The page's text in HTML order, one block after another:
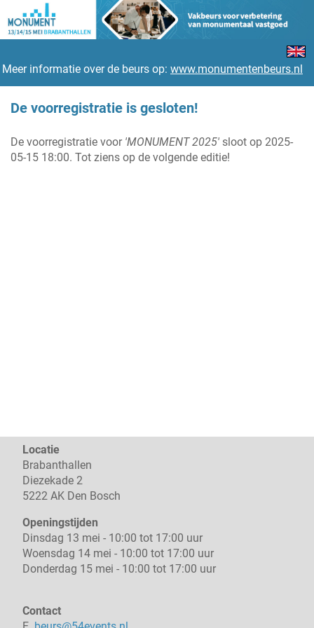
Meer informatie over de beurs op: www.monumentenbeurs.nl
De voorregistratie is gesloten!
De voorregistratie voor 'MONUMENT 2025' sloot op 2025-
05-15 18:00. Tot ziens op de volgende editie!
Locatie
Brabanthallen
Diezekade 2
5222 AK Den Bosch
Openingstijden
Dinsdag 13 mei - 10:00 tot 17:00 uur
Woensdag 14 mei - 10:00 tot 17:00 uur
Donderdag 15 mei - 10:00 tot 17:00 uur
Contact